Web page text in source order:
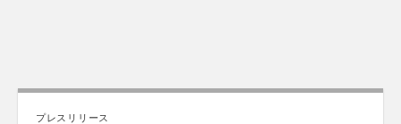
プレスリリース